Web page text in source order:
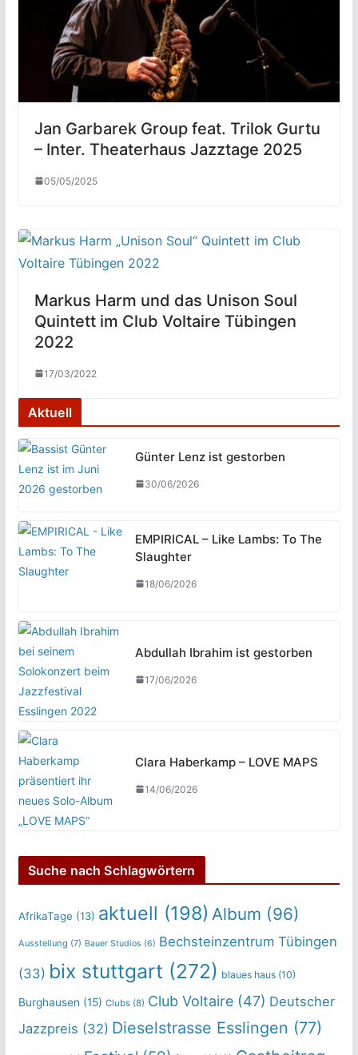
Jan Garbarek Group feat. Trilok Gurtu
– Inter. Theaterhaus Jazztage 2025
05/05/2025
Markus Harm und das Unison Soul
Quintett im Club Voltaire Tübingen
2022
17/03/2022
Aktuell
Günter Lenz ist gestorben
30/06/2026
EMPIRICAL – Like Lambs: To The
Slaughter
18/06/2026
Abdullah Ibrahim ist gestorben
17/06/2026
Clara Haberkamp – LOVE MAPS
14/06/2026
Suche nach Schlagwörtern
AfrikaTage (13) aktuell (198) Album (96)
Ausstellung (7) Bauer Studios (6) Bechsteinzentrum Tübingen
(33) bix stuttgart (272) blaues haus(10)
Burghausen (15) Clubs(8) Club Voltaire(47) Deutscher
Jazzpreis (32) Dieselstrasse Esslingen (77)